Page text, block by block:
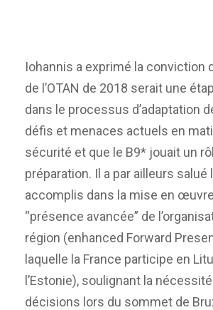
Iohannis a exprimé la conviction
de l’OTAN de 2018 serait une
dans le processus d’adaptation
défis et menaces actuels en
sécurité et que le B9* jouait un
préparation. Il a par ailleurs salué
accomplis dans la mise en
“présence avancée” de
région (enhanced Forward
laquelle la France participe en
l’Estonie), soulignant la
décisions lors du sommet de